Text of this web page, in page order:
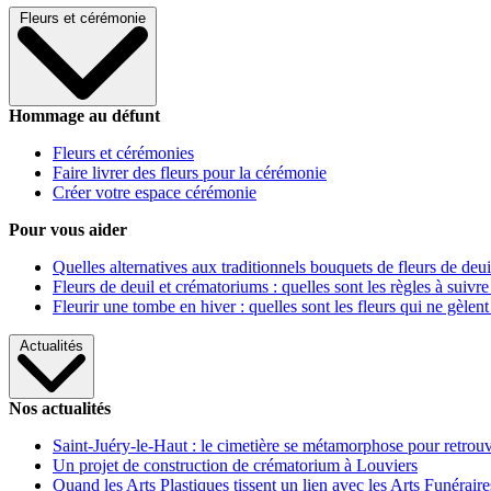
Fleurs et cérémonie
Hommage au défunt
Fleurs et cérémonies
Faire livrer des fleurs pour la cérémonie
Créer votre espace cérémonie
Pour vous aider
Quelles alternatives aux traditionnels bouquets de fleurs de
Fleurs de deuil et crématoriums : quelles sont les règles à
Fleurir une tombe en hiver : quelles sont les fleurs qui ne gèlent
Actualités
Nos actualités
Saint-Juéry-le-Haut : le cimetière se métamorphose pour
Un projet de construction de crématorium à Louviers
Quand les Arts Plastiques tissent un lien avec les Arts